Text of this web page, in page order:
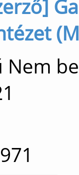
Nem